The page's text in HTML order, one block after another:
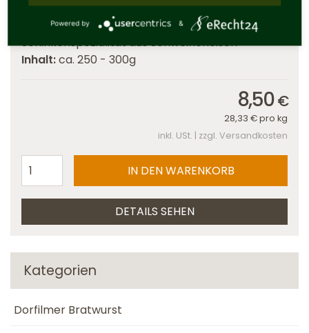
Dorfilmer Bauernschinken
Schinkenspezialität aus Schweinefleisch
Inhalt:ca. 250 - 300g
8,50€
28,33 €pro kg
inkl. USt. | zzgl. Versandkosten
DETAILS SEHEN
Kategorien
Dorfilmer Bratwurst
Powered by &